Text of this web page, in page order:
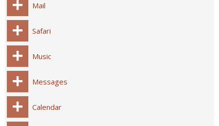
Mail
Safari
Music
Messages
Calendar